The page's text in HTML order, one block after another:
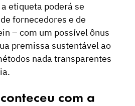
etiqueta poderá se
fornecedores e de
– com um possível ônus
premissa sustentável ao
nada transparentes
com a